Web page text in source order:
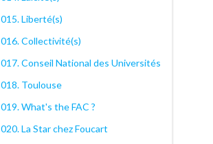
015. Liberté(s)
016. Collectivité(s)
017. Conseil National des Universités
018. Toulouse
019. What's the FAC ?
020. La Star chez Foucart